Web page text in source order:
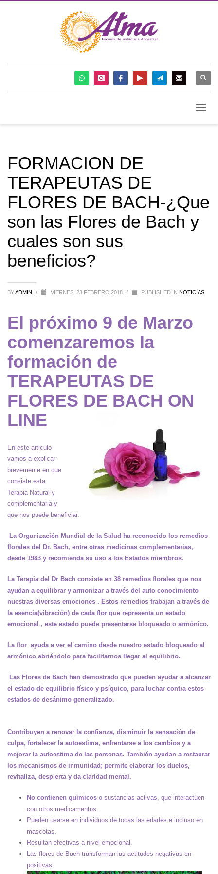
FORMACION DE
TERAPEUTAS DE
FLORES DE BACH-¿Que
son las Flores de Bach y
cuales son sus
beneficios?
BYADMIN / VIERNES, 23 FEBRERO 2018 / PUBLISHED IN NOTICIAS
El próximo 9 de Marzo
comenzaremos la
formación de
TERAPEUTAS DE
FLORES DE BACH ON
LINE
En este articulo
vamos a explicar
brevemente en que
consiste esta
Terapia Natural y
complementaria y
que nos puede beneficiar.
La Organización Mundial de la Salud ha reconocido los remedios
florales del Dr. Bach, entre otras medicinas complementarias,
desde 1983 y recomienda su uso a los Estados miembros.
La Terapia del Dr Bach consiste en 38 remedios florales que nos
ayudan a equilibrar y armonizar a través del auto conocimiento
nuestras diversas emociones . Estos remedios trabajan a través de
la esencia(vibración) de cada flor que representa un estado
emocional , este estado puede presentarse bloqueado o armónico.
La flor ayuda a ver el camino desde nuestro estado bloqueado al
armónico abriéndolo para facilitarnos llegar al equilibrio.
Las Flores de Bach han demostrado que pueden ayudar a alcanzar
el estado de equilibrio físico y psíquico, para luchar contra estos
estados de desánimo generalizado.
Contribuyen a renovar la confianza, disminuir la sensación de
culpa, fortalecer la autoestima, enfrentarse a los cambios y a
mejorar la autoestima de las personas. También ayudan a restaurar
los mecanismos de inmunidad; permite elaborar los duelos,
revitaliza, despierta y da claridad mental.
No contienen químicos o sustancias activas, que interactúen
con otros medicamentos.
Pueden usarse en individuos de todas las edades e incluso en
mascotas.
Resultan efectivas a nivel emocional.
Las flores de Bach transforman las actitudes negativas en
positivas.